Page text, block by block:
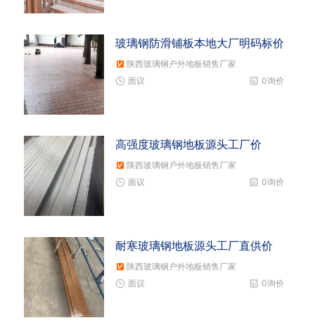
玻璃钢防滑铺板本地大厂明码标价
陕西玻璃钢户外地板销售厂家
0询价
面议
高强度玻璃钢地板源头工厂价
陕西玻璃钢户外地板销售厂家
0询价
面议
耐寒玻璃钢地板源头工厂直供价
陕西玻璃钢户外地板销售厂家
0询价
面议